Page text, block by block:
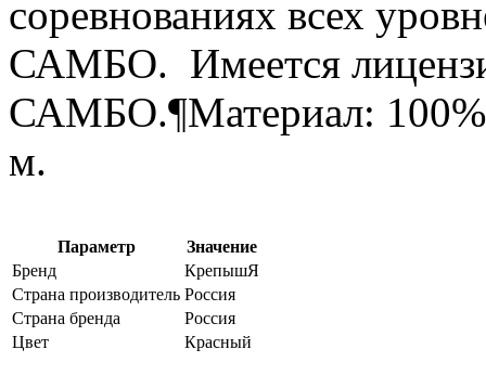
соревнованиях всех
САМБО. Имеется
САМБО.¶Материал: 100%
м.
Параметр
Значение
Бренд
КрепышЯ
Страна производитель Россия
Страна бренда
Россия
Цвет
Красный